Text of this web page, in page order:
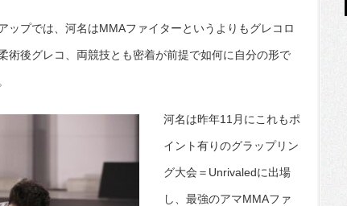
ップでは、河名はMMAファイターというよりもグレコロ
術後グレコ、両競技とも密着が前提で如何に自分の形で
河名は昨年11月にこれもポ
イント有りのグラップリン
グ大会＝Unrivaledに出場
し、最強のアマMMAファ